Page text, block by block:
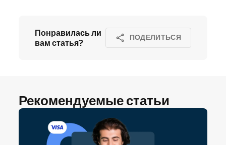
Понравилась ли
вам статья?
ПОДЕЛИТЬСЯ
Рекомендуемые статьи